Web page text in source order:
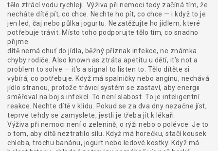
tělo ztrácí vodu rychleji. Výživa při nemoci tedy začíná tím, že
necháte dítě pít, co chce. Nechte ho pít, co chce — i když to je
jen led, čaj nebo půlka jogurtu. Nezatěžujte ho jídlem, které
potřebuje trávit. Místo toho podporujte tělo tím, co snadno
přijme.
dítě nemá chuť do jídla, běžný příznak infekce, ne známka
chyby rodiče . Also known as ztráta apetitu u dětí, it’s not a
problem to solve — it’s a signal to listen to. Tělo dítěte si
vybírá, co potřebuje. Když má spalničky nebo angínu, nechává
jídlo stranou, protože trávicí systém se zastaví, aby energii
směřoval na boj s infekcí. To není slabost. To je inteligentní
reakce. Nechte dítě v klidu. Pokud se za dva dny nezačne jíst,
teprve tehdy se zamyslete, jestli je třeba jít k lékaři.
Výživa při nemoci není o zelenině, o rýži nebo o polévce. Je to
o tom, aby dítě neztratilo sílu. Když má horečku, stačí kousek
chleba, trochu banánu, jogurt nebo ledové kostky. Když má